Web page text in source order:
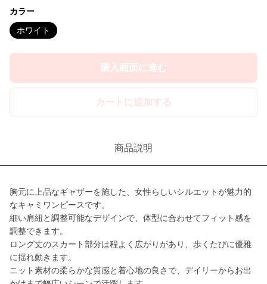
カラー
ホワイト
購入画面に進む
カートに追加する
商品説明
胸元に上品なギャザーを施した、女性らしいシルエットが魅力的
なキャミワンピースです。
細い肩紐と調整可能なデザインで、体型に合わせてフィット感を
調整できます。
ロング丈のスカート部分は程よく広がりがあり、歩くたびに優雅
に揺れ動きます。
ニット素材の柔らかな質感と着心地の良さで、デイリーからお出